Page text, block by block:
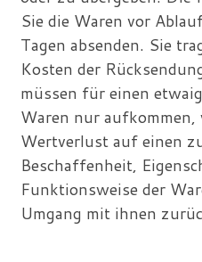
Sie die Waren vor
Tagen absenden. Sie
Kosten der
müssen für einen
Waren nur aufkommen,
Wertverlust auf einen
Beschaffenheit,
Funktionsweise der
Umgang mit ihnen